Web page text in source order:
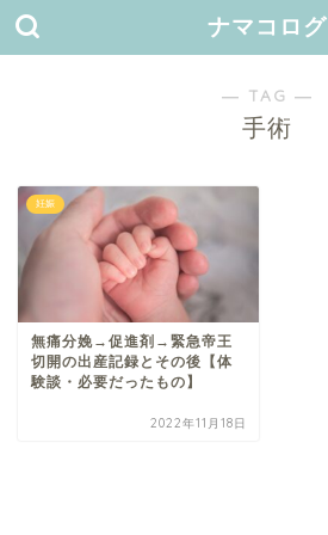
ナマコログ
― TAG ―
手術
妊娠
無痛分娩→促進剤→緊急帝王
切開の出産記録とその後【体
験談・必要だったもの】
2022年11月18日